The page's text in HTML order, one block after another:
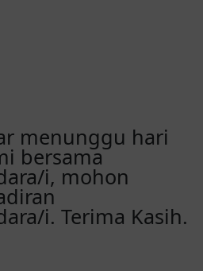
menunggu hari
bersama
i, mohon
i. Terima Kasih.